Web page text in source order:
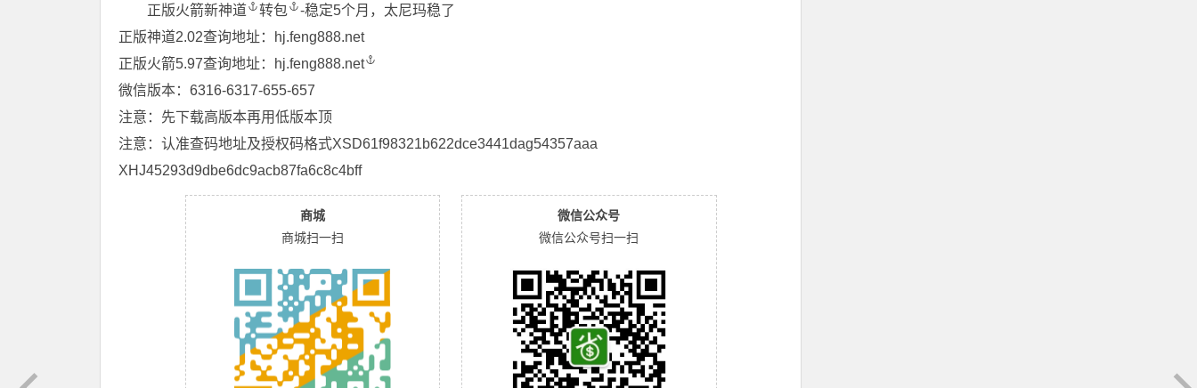
正版火箭新神道 转包
-稳定5个月，太尼玛稳了
正版神道2.02查询地址：hj.feng888.net
正版火箭5.97查询地址：
hj.feng888.net
微信版本：6316-6317-655-657
注意：先下载高版本再用低版本顶
注意：认准查码地址及授权码格式XSD61f98321b622dce3441dag54357aaa
XHJ45293d9dbe6dc9acb87fa6c8c4bff
商城
商城扫一扫
微信公众号
微信公众号扫一扫